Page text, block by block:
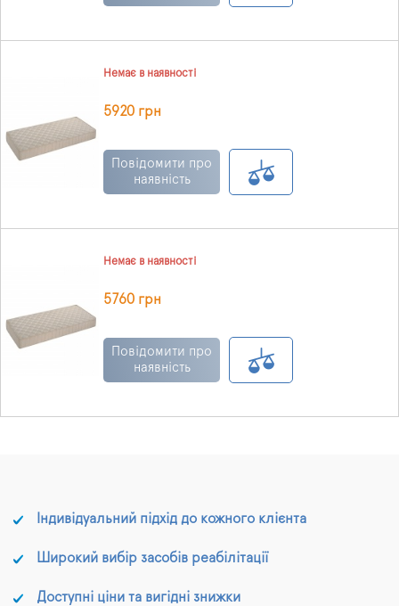
Немає в наявності
5920 грн
Повідомити про
наявність
Немає в наявності
5760 грн
Повідомити про
наявність
Індивідуальний підхід до кожного клієнта
Широкий вибір засобів реабілітації
Доступні ціни та вигідні знижки